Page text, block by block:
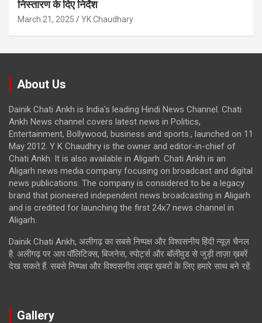
निस्तारण के दिए निर्देश
March 21, 2025 YK Chaudhary
About Us
Dainik Chati Ankh is India's leading Hindi News Channel. Chati
Ankh News channel covers latest news in Politics,
Entertainment, Bollywood, business and sports., launched on 11
May 2012. Y K Chaudhry is the owner and editor-in-chief of
Chati Ankh. It is also available in Aligarh. Chati Ankh is an
Aligarh news media company focusing on broadcast and digital
news publications. The company is considered to be a legacy
brand that pioneered independent news broadcasting in Aligarh
and is credited for launching the first 24x7 news channel in
Aligarh.
Dainik Chati Ankh, अलीगढ़ का सबसे निष्पक्ष और विश्वसनीय हिंदी न्यूज़ चैनल
है. अलीगढ़ पर आप पॉलिटिक्स, बिजनेस, स्पोर्ट्स और बॉलीवुड से जुड़ी ताज़ा ख़बरें
देख सकते हैं. सबसे निष्पक्ष और विश्वसनीय लाइव ख़बरों के लिए हमारे साथ बने रहें.
Gallery